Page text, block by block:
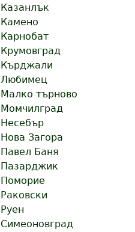
Казанлък
Камено
Карнобат
Крумовград
Кърджали
Любимец
Малко търново
Момчилград
Несебър
Нова Загора
Павел Баня
Пазарджик
Поморие
Раковски
Руен
Симеоновград